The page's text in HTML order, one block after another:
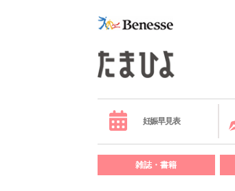
妊娠早見表
雑誌・書籍